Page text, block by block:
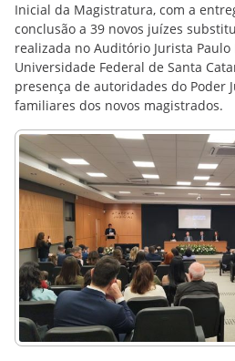
Inicial da Magistratura, com a
conclusão a 39 novos juízes
realizada no Auditório Jurista
Universidade Federal de Santa
presença de autoridades do Poder
familiares dos novos magistrados.